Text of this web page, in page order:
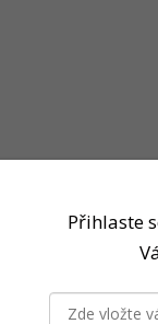
Přihlaste